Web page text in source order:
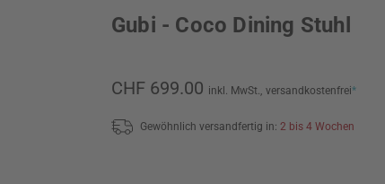
Gubi - Coco Dining Stuhl
CHF 699.00 inkl. MwSt., versandkostenfrei*
Gewöhnlich versandfertig in: 2 bis 4 Wochen